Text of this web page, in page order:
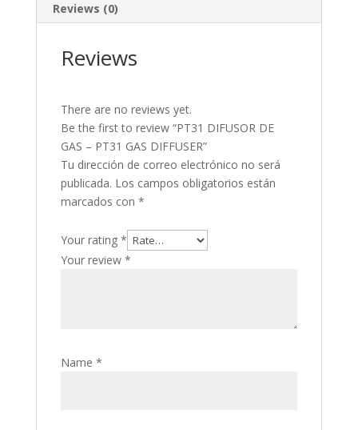
Reviews (0)
Reviews
There are no reviews yet.
Be the first to review “PT31 DIFUSOR DE
GAS – PT31 GAS DIFFUSER”
Tu dirección de correo electrónico no será
publicada. Los campos obligatorios están
marcados con *
Your rating *
Your review *
Name *